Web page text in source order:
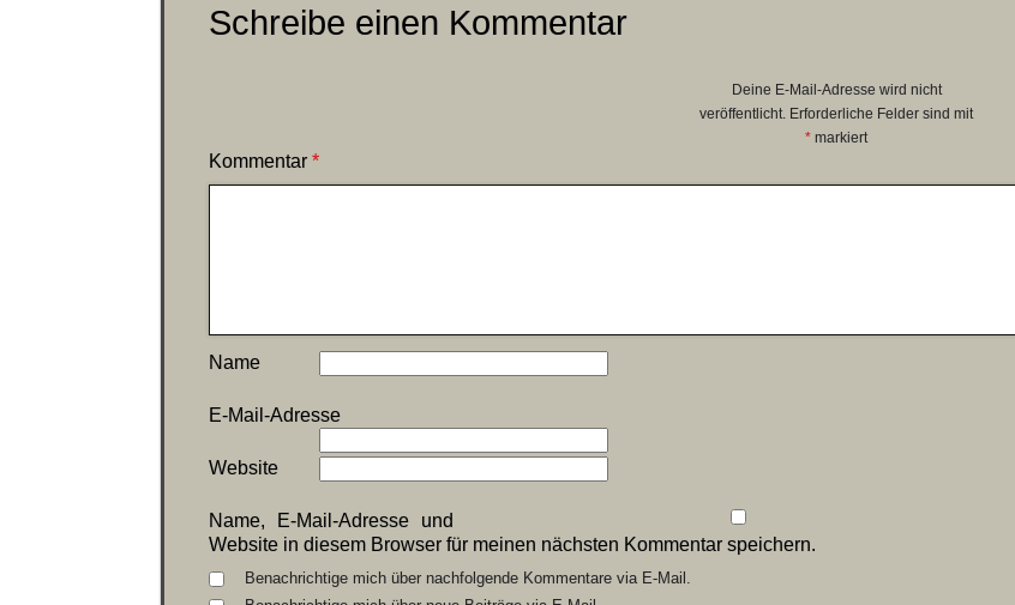
Schreibe einen Kommentar
Deine E-Mail-Adresse wird nicht
veröffentlicht. Erforderliche Felder sind mit
* markiert
Kommentar*
Name
E-Mail-Adresse
Website
Name, E-Mail-Adresse und
Website in diesem Browser für meinen nächsten Kommentar speichern.
Benachrichtige mich über nachfolgende Kommentare via E-Mail.